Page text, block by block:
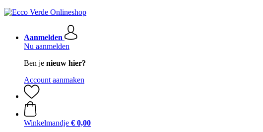
Aanmelden
Nu aanmelden
Ben je nieuw hier?
Account aanmaken
Winkelmandje € 0,00